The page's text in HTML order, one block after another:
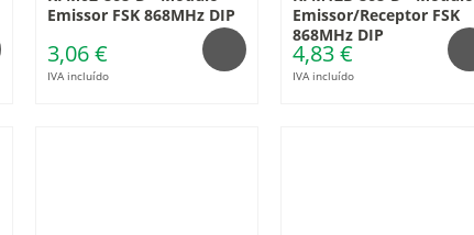
Emissor FSK 868MHz DIP
3,06 €
IVA incluído
Emissor/Receptor FSK
868MHz DIP
4,83 €
IVA incluído